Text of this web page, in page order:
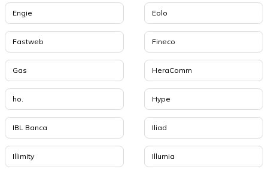
Engie Eolo
Fastweb Fineco
Gas HeraComm
ho. Hype
IBL Banca Iliad
Illimity Illumia